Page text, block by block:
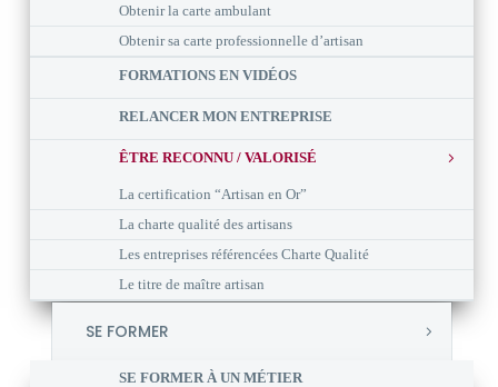
Obtenir la carte ambulant
Obtenir sa carte professionnelle d’artisan
FORMATIONS EN VIDÉOS
RELANCER MON ENTREPRISE
ÊTRE RECONNU / VALORISÉ
La certification “Artisan en Or”
La charte qualité des artisans
Les entreprises référencées Charte Qualité
Le titre de maître artisan
SE FORMER
SE FORMER À UN MÉTIER